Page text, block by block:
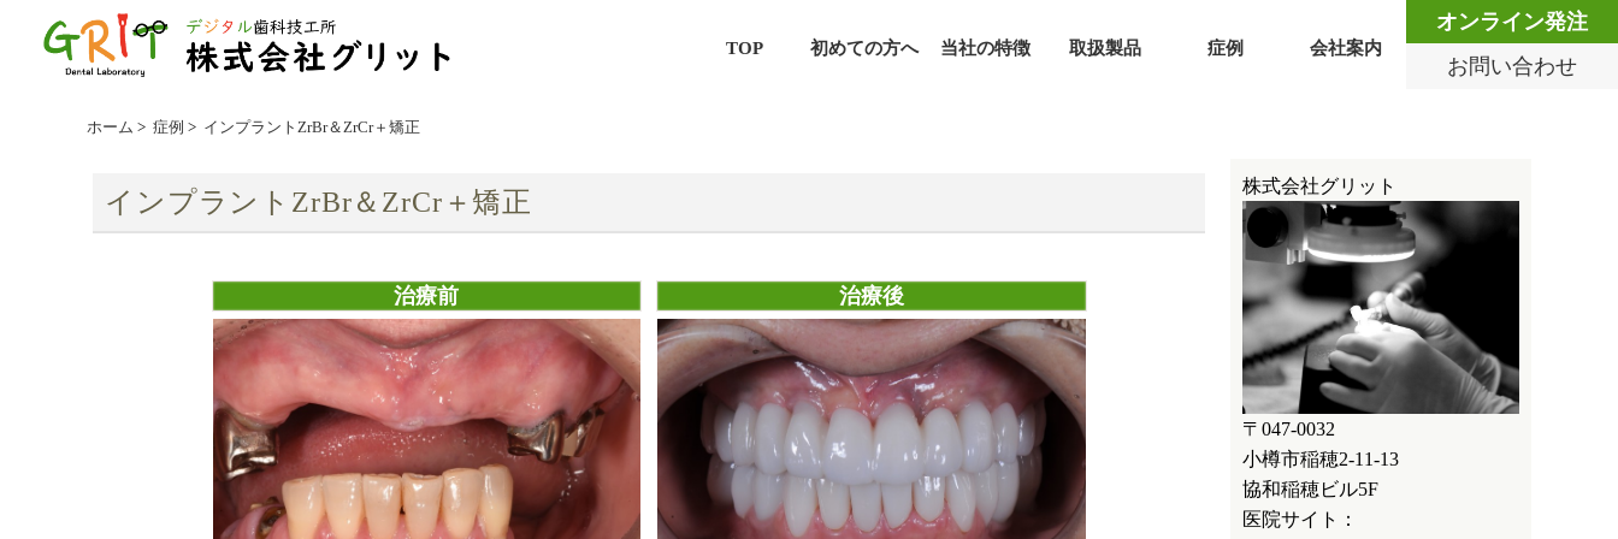
TOP 初めての方へ 当社の特徴 取扱製品 症例 会社案内
オンライン発注
お問い合わせ
ホーム > 症例 > インプラントZrBr＆ZrCr＋矯正
インプラントZrBr＆ZrCr＋矯正
治療前 治療後
株式会社グリット
〒047-0032
小樽市稲穂2-11-13
協和稲穂ビル5F
医院サイト：